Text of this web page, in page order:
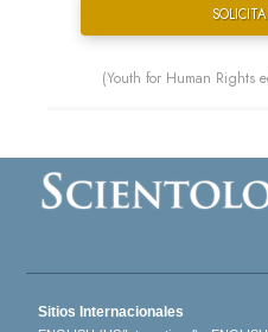
(Youth for Human Rights
Sitios Internacionales